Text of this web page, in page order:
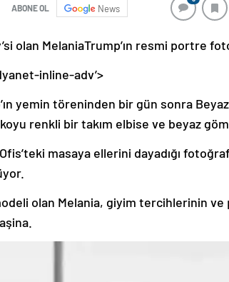
ABONE OL News
olan MelaniaTrump’ın resmi portre
inline-adv’>
yemin töreninden bir gün sonra
renkli bir takım elbise ve beyaz
Ofis’teki masaya ellerini dayadığı
olan Melania, giyim tercihlerinin ve